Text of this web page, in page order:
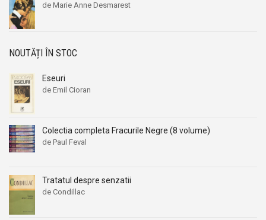
de Marie Anne Desmarest
NOUTĂȚI ÎN STOC
Eseuri
de Emil Cioran
Colectia completa Fracurile Negre (8 volume)
de Paul Feval
Tratatul despre senzatii
de Condillac